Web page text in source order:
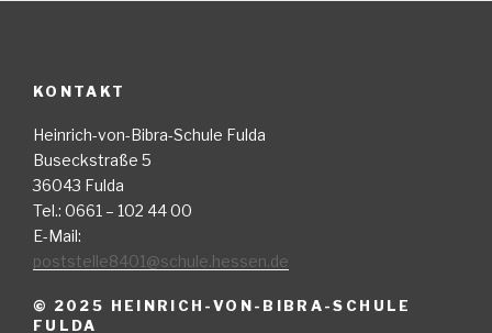
KONTAKT
Heinrich-von-Bibra-Schule Fulda
Buseckstraße 5
36043 Fulda
Tel.: 0661 – 102 44 00
E-Mail:
poststelle8401@schule.hessen.de
© 2025 HEINRICH-VON-BIBRA-SCHULE
FULDA